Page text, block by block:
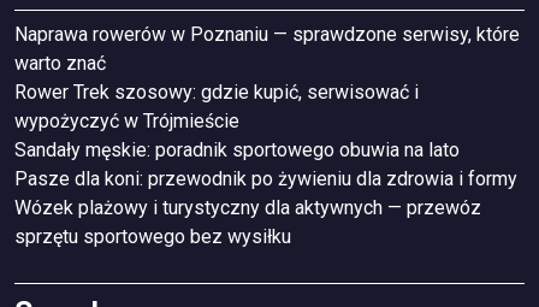
Naprawa rowerów w Poznaniu — sprawdzone serwisy, które
warto znać
Rower Trek szosowy: gdzie kupić, serwisować i
wypożyczyć w Trójmieście
Sandały męskie: poradnik sportowego obuwia na lato
Pasze dla koni: przewodnik po żywieniu dla zdrowia i formy
Wózek plażowy i turystyczny dla aktywnych — przewóz
sprzętu sportowego bez wysiłku